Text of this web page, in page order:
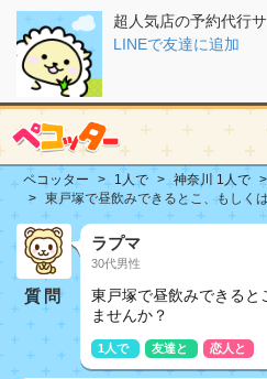
超人気店の予約代行
LINEで友達に追加
ペコッター 1人で 神奈川 1人で
東戸塚で昼飲みできるとこ、もしく
質問
ラプマ
30代男性
東戸塚で昼飲みできると
ませんか？
1人で 友達と 恋人と